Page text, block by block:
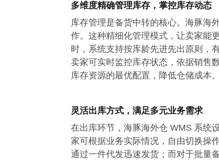
多维度精确管理库存，掌控库存动态
库存管理是备货中转的核心。海豚海
作。这种精细化管理模式，让卖家能
时，系统支持按库龄先进先出原则，
卖家可实时监控库存状态，依据销售
库存资源的最优配置，降低仓储成本
灵活出库方式，满足多元业务需求
在出库环节，海豚海外仓 WMS 系统
家可根据业务实际情况，自由切换操
通过一件代发迅速发货；而对于批量